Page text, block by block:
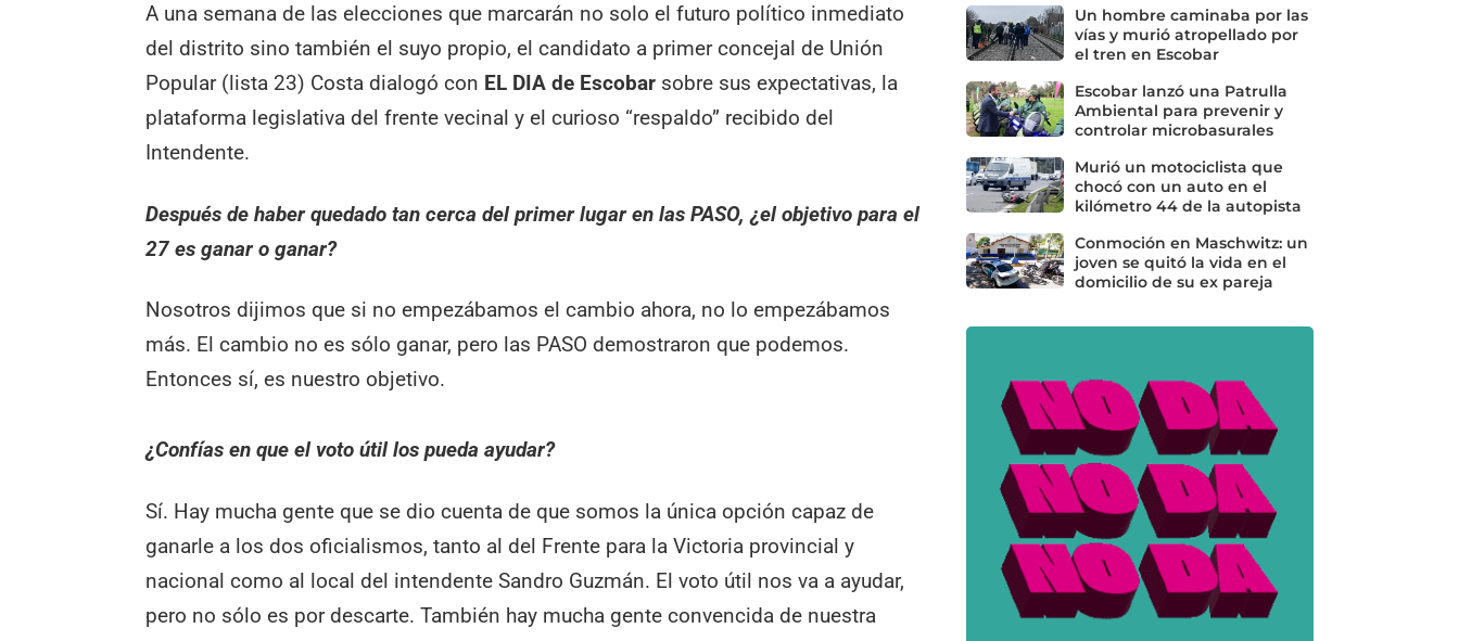
A una semana de las elecciones que marcarán no solo el futuro político inmediato
del distrito sino también el suyo propio, el candidato a primer concejal de Unión
Popular (lista 23) Costa dialogó con EL DIA de Escobar sobre sus expectativas, la
plataforma legislativa del frente vecinal y el curioso “respaldo” recibido del
Intendente.
Después de haber quedado tan cerca del primer lugar en las PASO, ¿el objetivo para el
27 es ganar o ganar?
Nosotros dijimos que si no empezábamos el cambio ahora, no lo empezábamos
más. El cambio no es sólo ganar, pero las PASO demostraron que podemos.
Entonces sí, es nuestro objetivo.
¿Confías en que el voto útil los pueda ayudar?
Sí. Hay mucha gente que se dio cuenta de que somos la única opción capaz de
ganarle a los dos oficialismos, tanto al del Frente para la Victoria provincial y
nacional como al local del intendente Sandro Guzmán. El voto útil nos va a ayudar,
pero no sólo es por descarte. También hay mucha gente convencida de nuestra
Un hombre caminaba por las
vías y murió atropellado por
el tren en Escobar
Escobar lanzó una Patrulla
Ambiental para prevenir y
controlar microbasurales
Murió un motociclista que
chocó con un auto en el
kilómetro 44 de la autopista
Conmoción en Maschwitz: un
joven se quitó la vida en el
domicilio de su ex pareja